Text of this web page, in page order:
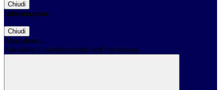
Chiudi
Informazione
Chiudi
Attendere...
Attendere il completamento dell'operazione...